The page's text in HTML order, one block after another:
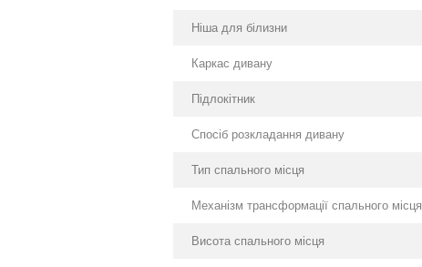
Ніша для білизни
Каркас дивану
Підлокітник
Спосіб розкладання дивану
Тип спального місця
Механізм трансформації спального місця
Висота спального місця